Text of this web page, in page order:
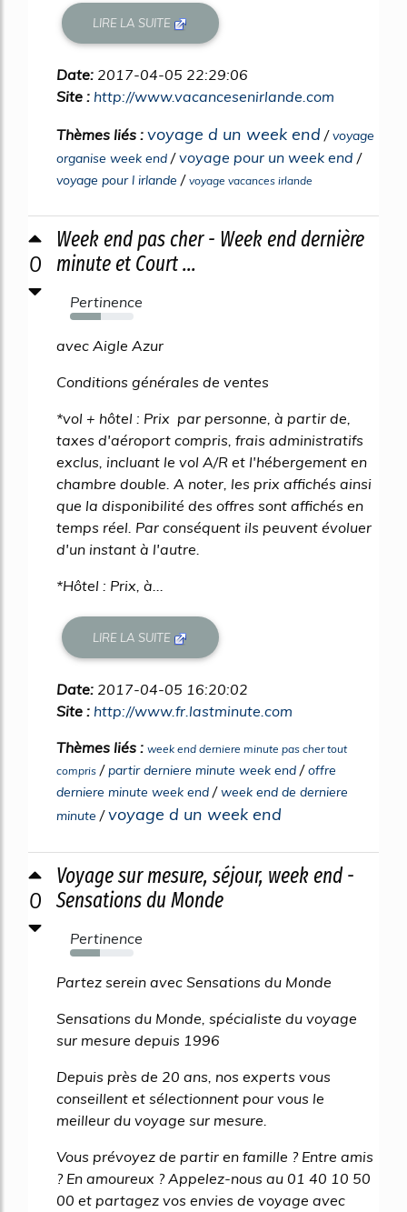
LIRE LA SUITE
Date: 2017-04-05 22:29:06
Site : http://www.vacancesenirlande.com
Thèmes liés : voyage d un week end /voyage
organise week end /voyage pour un week end /
voyage pour l irlande / voyage vacances irlande
0
Week end pas cher - Week end dernière
minute et Court ...
Pertinence
49%
avec Aigle Azur
Conditions générales de ventes
*vol + hôtel : Prix par personne, à partir de,
taxes d'aéroport compris, frais administratifs
exclus, incluant le vol A/R et l'hébergement en
chambre double. A noter, les prix affichés ainsi
que la disponibilité des offres sont affichés en
temps réel. Par conséquent ils peuvent évoluer
d'un instant à l'autre.
*Hôtel : Prix, à...
LIRE LA SUITE
Date: 2017-04-05 16:20:02
Site : http://www.fr.lastminute.com
Thèmes liés : week end derniere minute pas cher tout
compris /partir derniere minute week end /offre
derniere minute week end /week end de derniere
minute /voyage d un week end
0
Voyage sur mesure, séjour, week end -
Sensations du Monde
Pertinence
47%
Partez serein avec Sensations du Monde
Sensations du Monde, spécialiste du voyage
sur mesure depuis 1996
Depuis près de 20 ans, nos experts vous
conseillent et sélectionnent pour vous le
meilleur du voyage sur mesure.
Vous prévoyez de partir en famille ? Entre amis
? En amoureux ? Appelez-nous au 01 40 10 50
00 et partagez vos envies de voyage avec